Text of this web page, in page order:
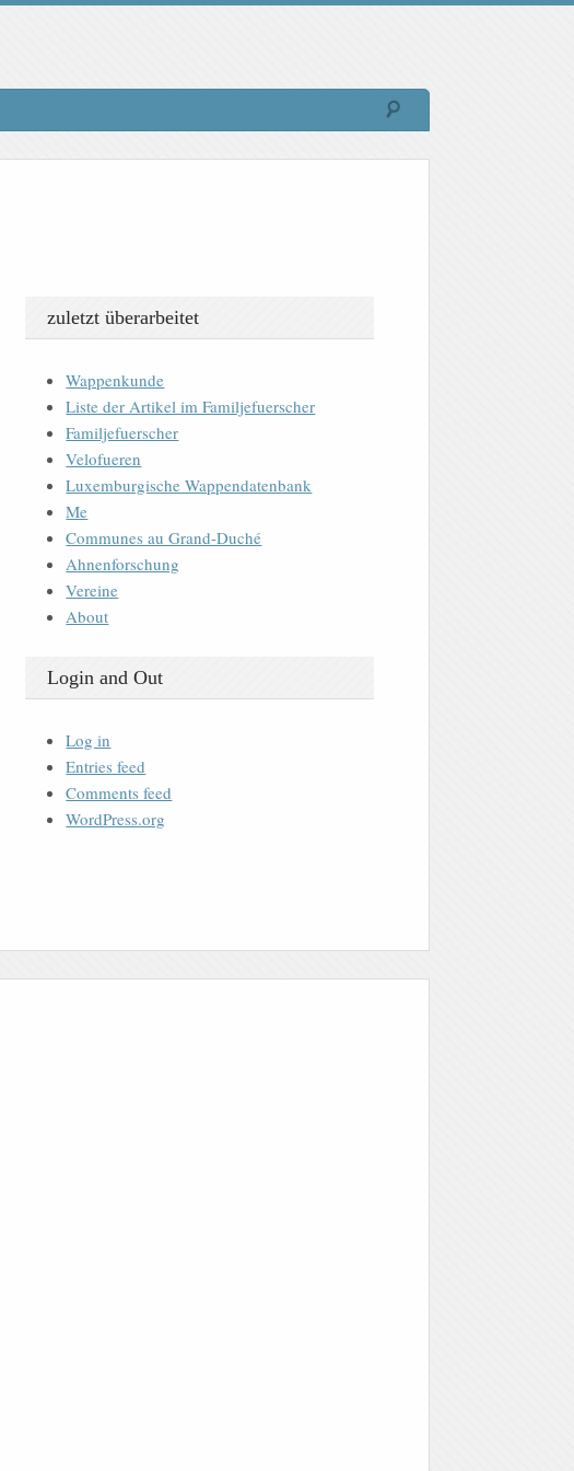
zuletzt überarbeitet
Wappenkunde
Liste der Artikel im Familjefuerscher
Familjefuerscher
Velofueren
Luxemburgische Wappendatenbank
Me
Communes au Grand-Duché
Ahnenforschung
Vereine
About
Login and Out
Log in
Entries feed
Comments feed
WordPress.org